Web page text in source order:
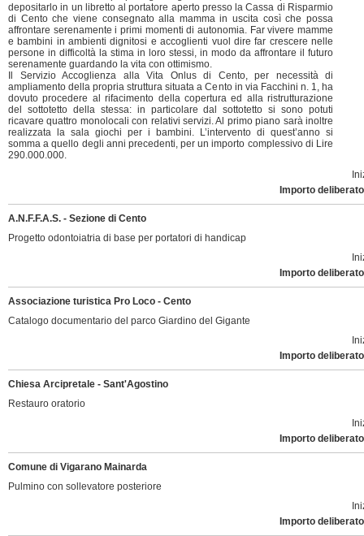
depositarlo in un libretto al portatore aperto presso la Cassa di Risparmio
di Cento che viene consegnato alla mamma in uscita così che possa
affrontare serenamente i primi momenti di autonomia. Far vivere mamme
e bambini in ambienti dignitosi e accoglienti vuol dire far crescere nelle
persone in difficoltà la stima in loro stessi, in modo da affrontare il futuro
serenamente guardando la vita con ottimismo.
Il Servizio Accoglienza alla Vita Onlus di Cento, per necessità di
ampliamento della propria struttura situata a Cento in via Facchini n. 1, ha
dovuto procedere al rifacimento della copertura ed alla ristrutturazione
del sottotetto della stessa: in particolare dal sottotetto si sono potuti
ricavare quattro monolocali con relativi servizi. Al primo piano sarà inoltre
realizzata la sala giochi per i bambini. L’intervento di quest’anno si
somma a quello degli anni precedenti, per un importo complessivo di Lire
290.000.000.
Importo
A.N.F.F.A.S. - Sezione di Cento
Progetto odontoiatria di base per portatori di handicap
Importo
Associazione turistica Pro Loco - Cento
Catalogo documentario del parco Giardino del Gigante
Importo
Chiesa Arcipretale - Sant'Agostino
Restauro oratorio
Importo
Comune di Vigarano Mainarda
Pulmino con sollevatore posteriore
Importo